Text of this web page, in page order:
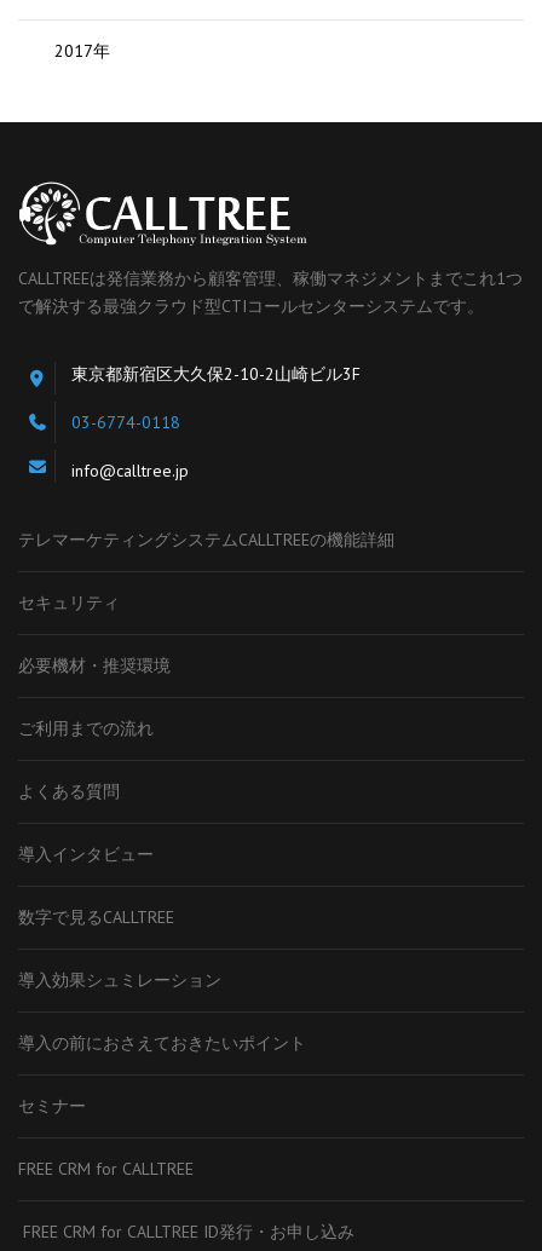
2017年
CALLTREEは発信業務から顧客管理、稼働マネジメントまでこれ1つ
で解決する最強クラウド型CTIコールセンターシステムです。
東京都新宿区大久保2-10-2山崎ビル3F
03-6774-0118
info@calltree.jp
テレマーケティングシステムCALLTREEの機能詳細
セキュリティ
必要機材・推奨環境
ご利用までの流れ
よくある質問
導入インタビュー
数字で見るCALLTREE
導入効果シュミレーション
導入の前におさえておきたいポイント
セミナー
FREE CRM for CALLTREE
FREE CRM for CALLTREE ID発行・お申し込み